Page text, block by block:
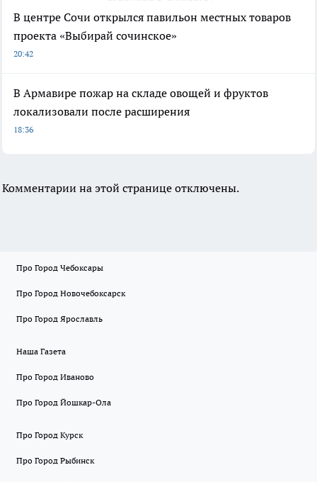
В центре Сочи открылся павильон местных товаров
проекта «Выбирай сочинское»
20:42
В Армавире пожар на складе овощей и фруктов
локализовали после расширения
18:36
Комментарии на этой странице отключены.
Про Город Чебоксары
Про Город Новочебоксарск
Про Город Ярославль
Наша Газета
Про Город Иваново
Про Город Йошкар-Ола
Про Город Курск
Про Город Рыбинск